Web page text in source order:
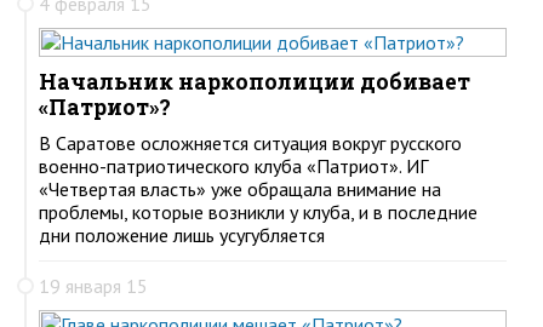
Начальник наркополиции добивает
«Патриот»?
В Саратове осложняется ситуация вокруг русского
военно-патриотического клуба «Патриот». ИГ
«Четвертая власть» уже обращала внимание на
проблемы, которые возникли у клуба, и в последние
дни положение лишь усугубляется
19 января 15